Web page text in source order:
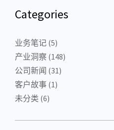
Categories
业务笔记 (5)
产业洞察 (148)
公司新闻 (31)
客户故事 (1)
未分类 (6)